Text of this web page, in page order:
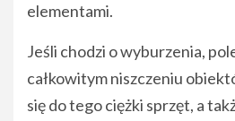
elementami.
Jeśli chodzi o wyburzenia,
całkowitym niszczeniu
się do tego ciężki sprzęt, a